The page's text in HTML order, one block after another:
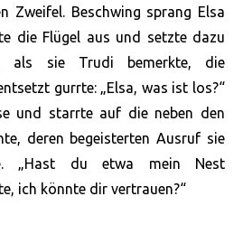
Zweifel. Beschwing sprang Elsa
die Flügel aus und setzte dazu
als sie Trudi bemerkte, die
gurrte: „Elsa, was ist los?“
und starrte auf die neben den
deren begeisterten Ausruf sie
„Hast du etwa mein Nest
ich könnte dir vertrauen?“